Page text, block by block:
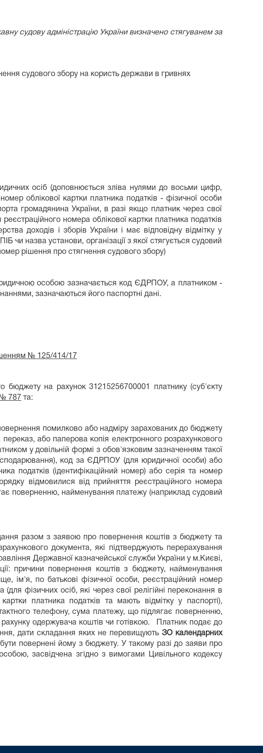
судову адміністрацію України визначено стягуванем за
судового збору на користь держави в гривнях
осіб (доповнюється зліва нулями до восьми цифр,
облікової картки платника податків - фізичної особи
громадянина України, в разі якщо платник через свої
номера облікової картки платника податків
доходів і зборів України і має відповідну відмітку у
чи назва установи, організації з якої стягується судовий
рішення про стягнення судового збору)
особою зазначається код ЄДРПОУ, а платником -
зазначаються його паспортні дані.
№ 125/414/17
бюджету на рахунок 31215256700001 платнику (суб'єкту
№ 787 та:
помилково або надміру зарахованих до бюджету
або паперова копія електронного розрахункового
у довільній формі з обов'язковим зазначенням такої
код за ЄДРПОУ (для юридичної особи) або
податків (ідентифікаційний номер) або серія та номер
відмовилися від прийняття реєстраційного номера
поверненню, найменування платежу (наприклад судовий
разом з заявою про повернення коштів з бюджету та
документа, які підтверджують перерахування
Державної казначейської служби України у м.Києві,
причини повернення коштів з бюджету, найменування
ім'я, по батькові фізичної особи, реєстраційний номер
фізичних осіб, які через свої релігійні переконання в
платника податків та мають відмітку у паспорті),
телефону, сума платежу, що підлягає поверненню,
рахунку одержувача коштів чи готівкою. Платник подає до
дати складання яких не перевищують ЗО календарних
повернені йому з бюджету. У такому разі до заяви про
засвідчена згідно з вимогами Цивільного кодексу